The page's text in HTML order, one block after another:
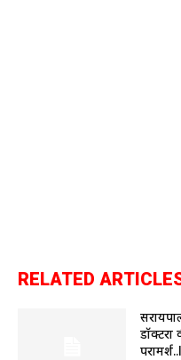
RELATED
डॉक्टरों
परामर्श..l